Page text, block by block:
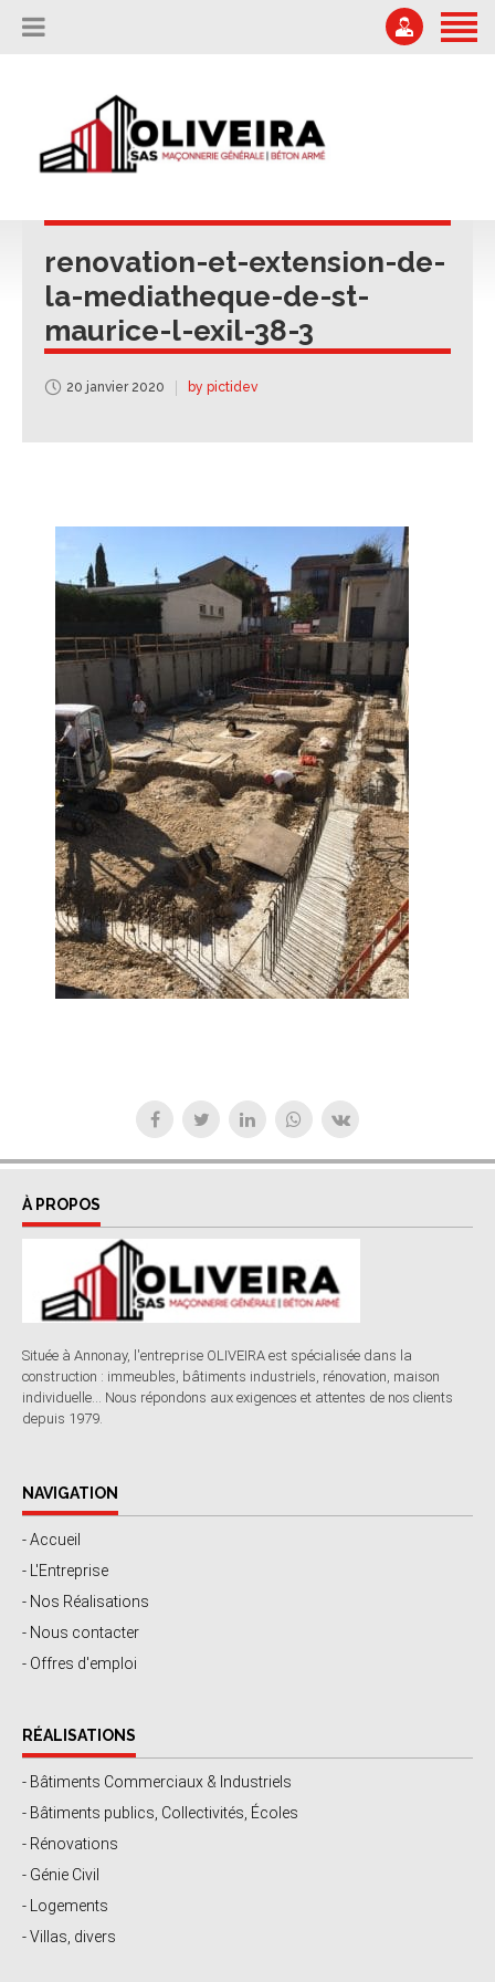
L’ENTREPRISE
NOUS CONTACTER
Offres d'emploi
04 75 67 51 87
renovation-et-extension-de-
la-mediatheque-de-st-
maurice-l-exil-38-3
20 janvier 2020 by pictidev
À PROPOS
Située à Annonay, l'entreprise OLIVEIRA est spécialisée dans la
construction : immeubles, bâtiments industriels, rénovation, maison
individuelle... Nous répondons aux exigences et attentes de nos clients
depuis 1979.
NAVIGATION
- Accueil
- L'Entreprise
- Nos Réalisations
- Nous contacter
- Offres d'emploi
RÉALISATIONS
- Bâtiments Commerciaux & Industriels
- Bâtiments publics, Collectivités, Écoles
- Rénovations
- Génie Civil
- Logements
- Villas, divers